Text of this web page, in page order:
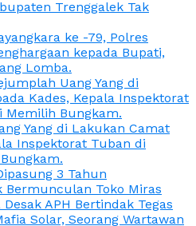
Trenggalek Tak
ke -79, Polres
kepada Bupati,
Lomba.
Uang Yang di
Kades, Kepala Inspektorat
Memilih Bungkam.
Yang di Lakukan Camat
Inspektorat Tuban di
3 Tahun
Bermunculan Toko Miras
APH Bertindak Tegas
Solar, Seorang Wartawan